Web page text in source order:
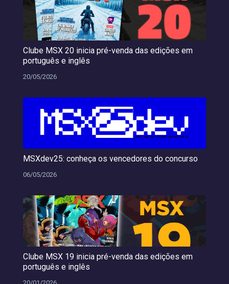
Clube MSX 20 inicia pré-venda das edições em
português e inglês
20/05/2026
MSXdev25: conheça os vencedores do concurso
06/05/2026
Clube MSX 19 inicia pré-venda das edições em
português e inglês